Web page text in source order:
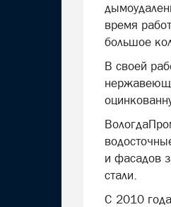
время
большое
В своей
и фасадов
стали.
С 2010